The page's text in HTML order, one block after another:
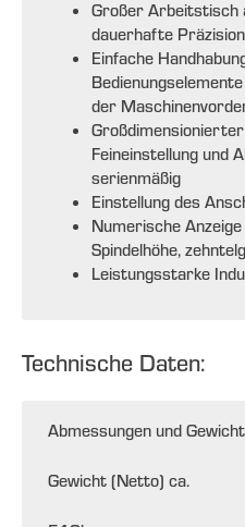
Großer Arbeitstisch
dauerhafte Präzision
Einfache
der
Feineinstellung und
serienmäßig
Einstellung des
Numerische
Spindelhöhe,
Leistungsstarke
Technische Daten:
Abmessungen und
Gewicht (Netto) ca.